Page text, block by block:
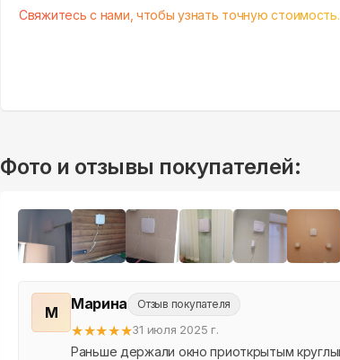
Свяжитесь с нами, чтобы узнать точную стоимость.
Фото и отзывы покупателей:
М Марина Отзыв покупателя
★★★★★31 июля 2025 г.
Раньше держали окно приоткрытым